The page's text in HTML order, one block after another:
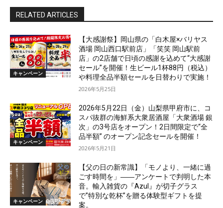
RELATED ARTICLES
キャンペーン
【大感謝祭】岡山県の「白木屋×バリヤス
酒場 岡山西口駅前店」「笑笑 岡山駅前
店」の2店舗で日頃の感謝を込めて“大感謝
セール”を開催！生ビール1杯88円（税込）
や料理全品半額セールを日替わりで実施！
2026年5月25日
キャンペーン
2026年5月22日（金）山梨県甲府市に、コ
スパ抜群の海鮮系大衆居酒屋「大衆酒場 銀
次」の3号店をオープン！2日間限定で“全
品半額” のオープン記念セールを開催！
2026年5月21日
キャンペーン
【父の日の新常識】「モノより、一緒に過
ごす時間を」――アンケートで判明した本
音。輸入雑貨の『Azul』が切子グラス
で”特別な乾杯”を贈る体験型ギフトを提
案。